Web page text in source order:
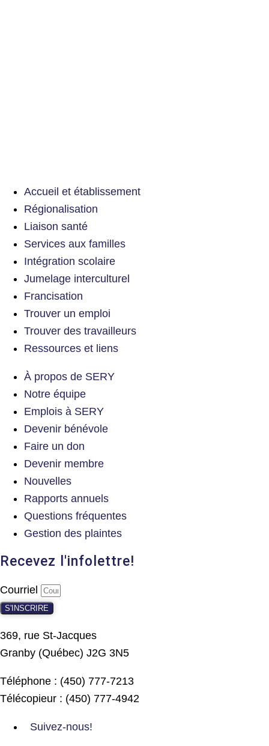
Accueil et établissement
Régionalisation
Liaison santé
Services aux familles
Intégration scolaire
Jumelage interculturel
Francisation
Trouver un emploi
Trouver des travailleurs
Ressources et liens
À propos de SERY
Notre équipe
Emplois à SERY
Devenir bénévole
Faire un don
Devenir membre
Nouvelles
Rapports annuels
Questions fréquentes
Gestion des plaintes
Recevez l'infolettre!
Courriel
S'INSCRIRE
369, rue St-Jacques
Granby (Québec) J2G 3N5
Téléphone : (450) 777-7213
Télécopieur : (450) 777-4942
Suivez-nous!